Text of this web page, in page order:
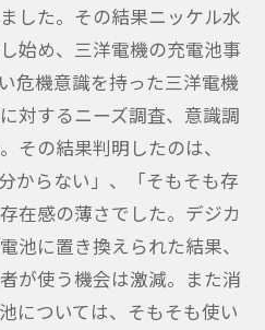
した。その結果ニッケル水
始め、三洋電機の充電池事
危機意識を持った三洋電機
対するニーズ調査、意識調
その結果判明したのは、
からない」、「そもそも存
在感の薄さでした。デジカ
池に置き換えられた結果、
が使う機会は激減。また消
については、そもそも使い